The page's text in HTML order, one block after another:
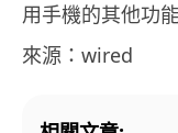
用手機的其他功
來源：wired